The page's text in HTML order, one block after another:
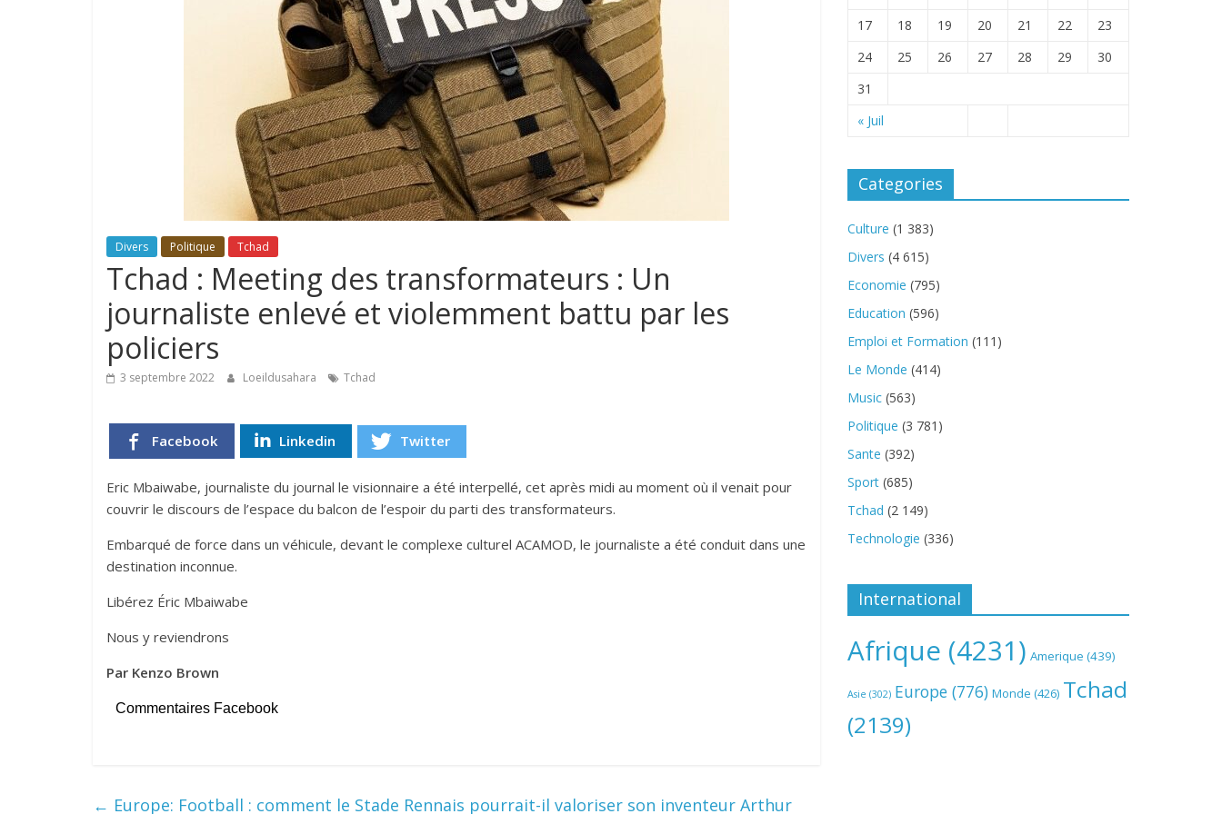
Divers Politique Tchad
Tchad : Meeting des transformateurs : Un
journaliste enlevé et violemment battu par les
policiers
3 septembre 2022 Loeildusahara Tchad
Facebook Linkedin Twitter
Eric Mbaiwabe, journaliste du journal le visionnaire a été interpellé, cet après midi au moment où il venait pour
couvrir le discours de l’espace du balcon de l’espoir du parti des transformateurs.
Embarqué de force dans un véhicule, devant le complexe culturel ACAMOD, le journaliste a été conduit dans une
destination inconnue.
Libérez Éric Mbaiwabe
Nous y reviendrons
Par Kenzo Brown
Commentaires Facebook
← Europe: Football : comment le Stade Rennais pourrait-il valoriser son inventeur Arthur
« Juil
17
18 19 20 21 22
23
24
25 26 27 28 29
30
31
Categories
Culture (1 383)
Divers (4 615)
Economie (795)
Education (596)
Emploi et Formation (111)
Le Monde (414)
Music (563)
Politique (3 781)
Sante (392)
Sport (685)
Tchad (2 149)
Technologie (336)
International
Afrique (4231) Amerique (439)
Asie (302) Europe (776) Monde (426) Tchad
(2139)